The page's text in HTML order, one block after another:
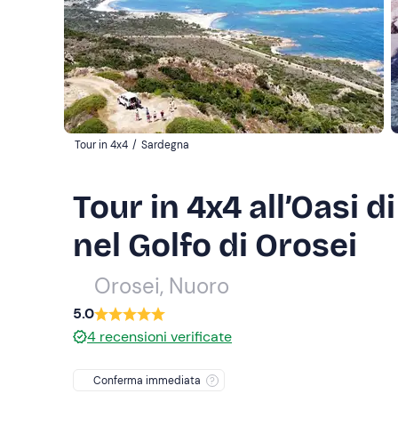
Tour in 4x4 / Sardegna
Tour in 4x4 all’Oasi
nel Golfo di Orosei
Orosei, Nuoro
5.0
4 recensioni verificate
Conferma immediata